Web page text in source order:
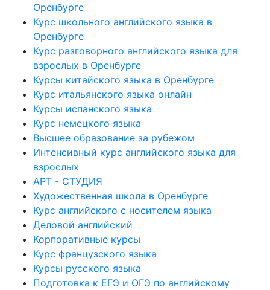
Оренбурге
Курс школьного английского языка в
Оренбурге
Курс разговорного английского языка для
взрослых в Оренбурге
Курсы китайского языка в Оренбурге
Курс итальянского языка онлайн
Курсы испанского языка
Курс немецкого языка
Высшее образование за рубежом
Интенсивный курс английского языка для
взрослых
АРТ - СТУДИЯ
Художественная школа в Оренбурге
Курс английского с носителем языка
Деловой английский
Корпоративные курсы
Курс французского языка
Курсы русского языка
Подготовка к ЕГЭ и ОГЭ по английскому